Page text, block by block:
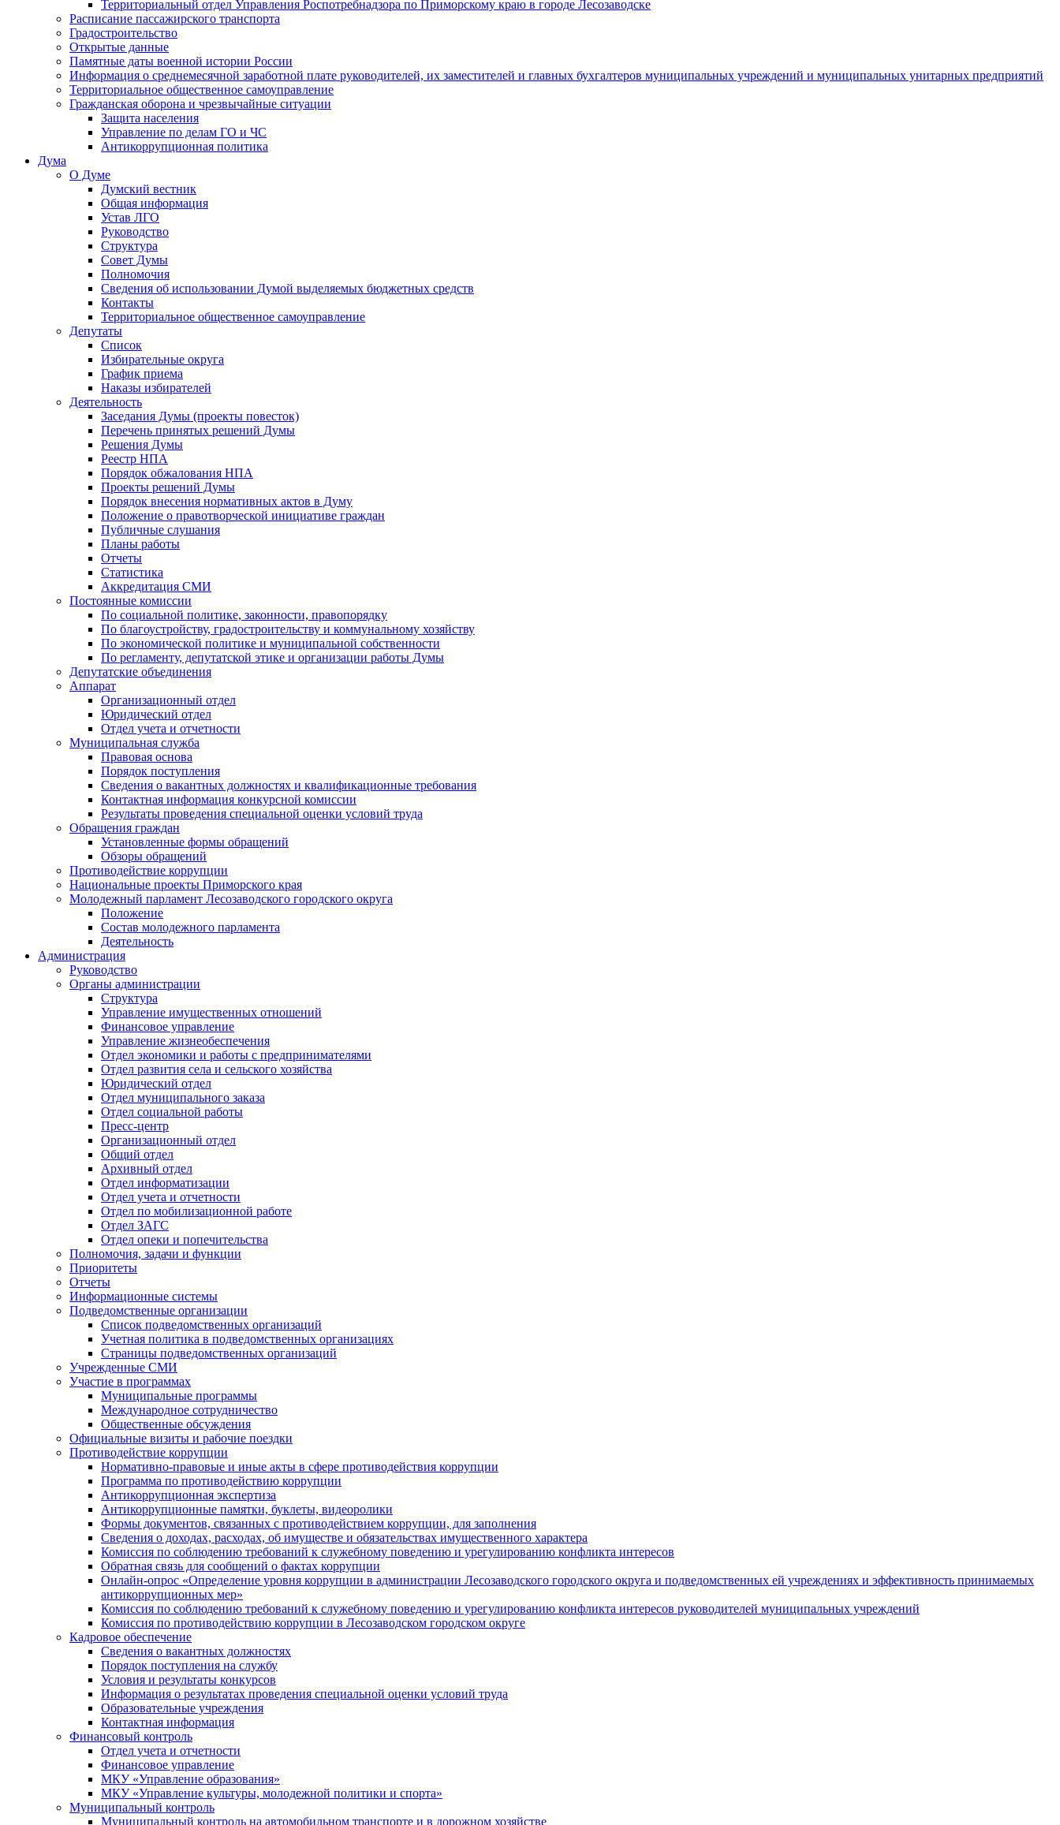
Территориальный отдел Управления Роспотребнадзора по Приморскому краю в городе Лесозаводске
Расписание пассажирского транспорта
Градостроительство
Открытые данные
Памятные даты военной истории России
Информация о среднемесячной заработной плате руководителей, их заместителей и главных бухгалтеров муниципальных учреждений и муниципальных унитарных предприятий
Территориальное общественное самоуправление
Гражданская оборона и чрезвычайные ситуации
Защита населения
Управление по делам ГО и ЧС
Антикоррупционная политика
Дума
О Думе
Думский вестник
Общая информация
Устав ЛГО
Руководство
Структура
Совет Думы
Полномочия
Сведения об использовании Думой выделяемых бюджетных средств
Контакты
Территориальное общественное самоуправление
Депутаты
Список
Избирательные округа
График приема
Наказы избирателей
Деятельность
Заседания Думы (проекты повесток)
Перечень принятых решений Думы
Решения Думы
Реестр НПА
Порядок обжалования НПА
Проекты решений Думы
Порядок внесения нормативных актов в Думу
Положение о правотворческой инициативе граждан
Публичные слушания
Планы работы
Отчеты
Статистика
Аккредитация СМИ
Постоянные комиссии
По социальной политике, законности, правопорядку
По благоустройству, градостроительству и коммунальному хозяйству
По экономической политике и муниципальной собственности
По регламенту, депутатской этике и организации работы Думы
Депутатские объединения
Аппарат
Организационный отдел
Юридический отдел
Отдел учета и отчетности
Муниципальная служба
Правовая основа
Порядок поступления
Сведения о вакантных должностях и квалификационные требования
Контактная информация конкурсной комиссии
Результаты проведения специальной оценки условий труда
Обращения граждан
Установленные формы обращений
Обзоры обращений
Противодействие коррупции
Национальные проекты Приморского края
Молодежный парламент Лесозаводского городского округа
Положение
Состав молодежного парламента
Деятельность
Администрация
Руководство
Органы администрации
Структура
Управление имущественных отношений
Финансовое управление
Управление жизнеобеспечения
Отдел экономики и работы с предпринимателями
Отдел развития села и сельского хозяйства
Юридический отдел
Отдел муниципального заказа
Отдел социальной работы
Пресс-центр
Организационный отдел
Общий отдел
Архивный отдел
Отдел информатизации
Отдел учета и отчетности
Отдел по мобилизационной работе
Отдел ЗАГС
Отдел опеки и попечительства
Полномочия, задачи и функции
Приоритеты
Отчеты
Информационные системы
Подведомственные организации
Список подведомственных организаций
Учетная политика в подведомственных организациях
Страницы подведомственных организаций
Учрежденные СМИ
Участие в программах
Муниципальные программы
Международное сотрудничество
Общественные обсуждения
Официальные визиты и рабочие поездки
Противодействие коррупции
Нормативно-правовые и иные акты в сфере противодействия коррупции
Программа по противодействию коррупции
Антикоррупционная экспертиза
Антикоррупционные памятки, буклеты, видеоролики
Формы документов, связанных с противодействием коррупции, для заполнения
Сведения о доходах, расходах, об имуществе и обязательствах имущественного характера
Комиссия по соблюдению требований к служебному поведению и урегулированию конфликта интересов
Обратная связь для сообщений о фактах коррупции
Онлайн-опрос «Определение уровня коррупции в администрации Лесозаводского городского округа и подведомственных ей учреждениях и эффективность принимаемых
антикоррупционных мер»
Комиссия по соблюдению требований к служебному поведению и урегулированию конфликта интересов руководителей муниципальных учреждений
Комиссия по противодействию коррупции в Лесозаводском городском округе
Кадровое обеспечение
Сведения о вакантных должностях
Порядок поступления на службу
Условия и результаты конкурсов
Информация о результатах проведения специальной оценки условий труда
Образовательные учреждения
Контактная информация
Финансовый контроль
Отдел учета и отчетности
Финансовое управление
МКУ «Управление образования»
МКУ «Управление культуры, молодежной политики и спорта»
Муниципальный контроль
Муниципальный контроль на автомобильном транспорте и в дорожном хозяйстве